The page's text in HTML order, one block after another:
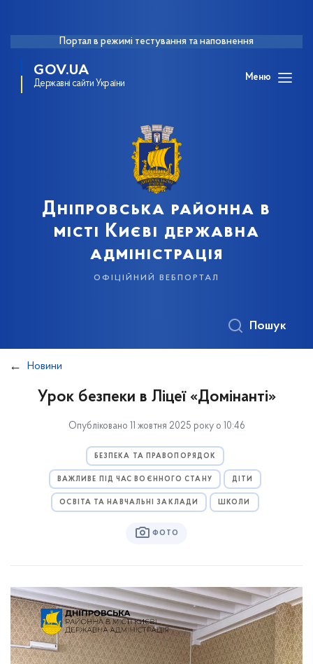
Портал в режимі тестування та наповнення
GOV.UA
Державні сайти України
Меню
Дніпровська районна в
місті Києві державна
адміністрація
офіційний вебпортал
Пошук
Новини
Урок безпеки в Ліцеї «Домінанті»
Опубліковано 11 жовтня 2025 року о 10:46
БЕЗПЕКА ТА ПРАВОПОРЯДОК
ВАЖЛИВЕ ПІД ЧАС ВОЄННОГО СТАНУ ДІТИ
ОСВІТА ТА НАВЧАЛЬНІ ЗАКЛАДИ ШКОЛИ
ФОТО